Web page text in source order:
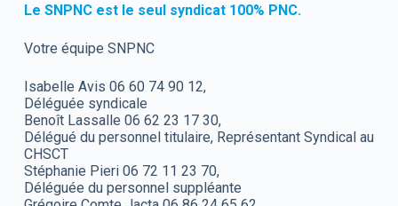
Le SNPNC est le seul syndicat 100% PNC.
Votre équipe SNPNC
Isabelle Avis 06 60 74 90 12,
Déléguée syndicale
Benoît Lassalle 06 62 23 17 30,
Délégué du personnel titulaire, Représentant Syndical au
CHSCT
Stéphanie Pieri 06 72 11 23 70,
Déléguée du personnel suppléante